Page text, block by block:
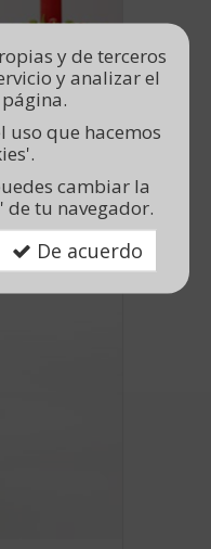
rusa.
precio
y de terceros
y analizar el
uso que hacemos
cambiar la
de tu navegador.
De acuerdo